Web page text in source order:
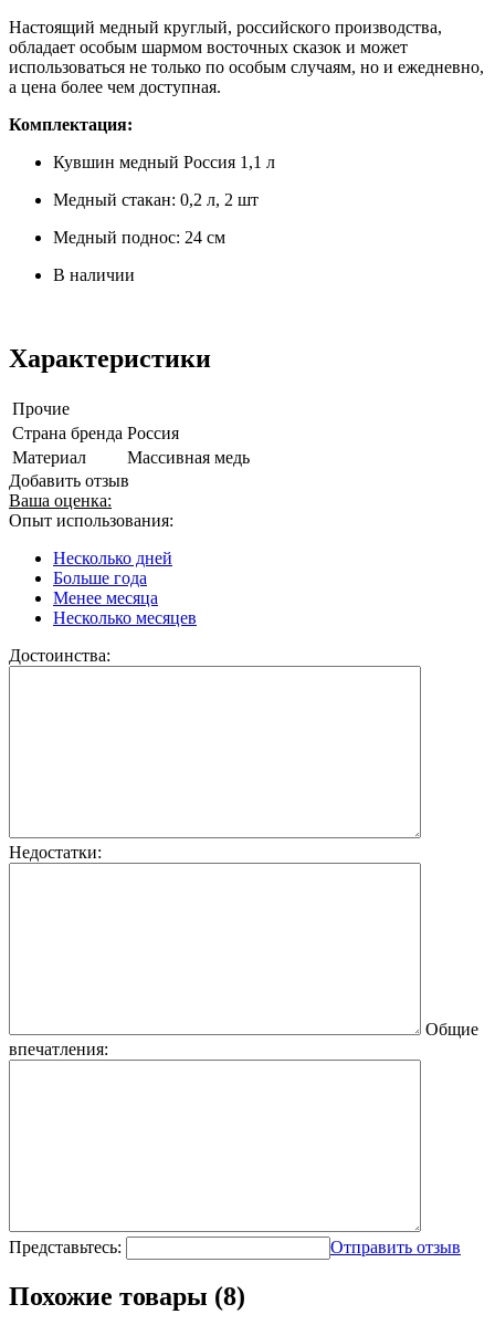
Настоящий медный круглый, российского производства,
обладает особым шармом восточных сказок и может
использоваться не только по особым случаям, но и ежедневно,
а цена более чем доступная.
Комплектация:
Кувшин медный Россия 1,1 л
Медный стакан: 0,2 л, 2 шт
Медный поднос: 24 см
В наличии
Характеристики
Прочие
Страна бренда Россия
Материал
Массивная медь
Добавить отзыв
Ваша оценка:
Опыт использования:
Несколько дней
Больше года
Менее месяца
Несколько месяцев
Достоинства:
Недостатки:
Общие
впечатления:
Представьтесь: Отправить отзыв
Похожие товары (8)